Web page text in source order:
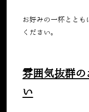
お好みの一杯ととも
ください。
雰囲気抜群
い